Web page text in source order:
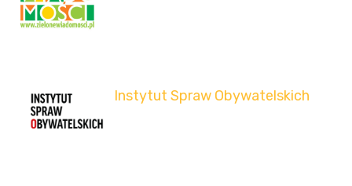
Instytut Spraw Obywatelskich